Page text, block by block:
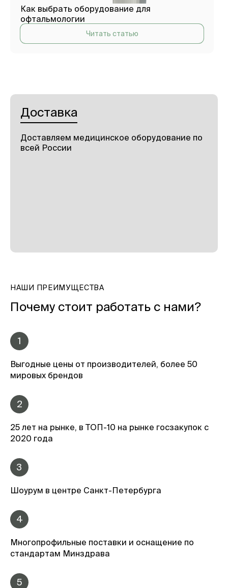
Как выбрать оборудование для
офтальмологии
Читать статью
Доставка
Доставляем медицинское оборудование по
всей России
НАШИ ПРЕИМУЩЕСТВА
Почему стоит работать с нами?
1
Выгодные цены от производителей, более 50
мировых брендов
2
25 лет на рынке, в ТОП-10 на рынке госзакупок с
2020 года
3
Шоурум в центре Санкт-Петербурга
4
Многопрофильные поставки и оснащение по
стандартам Минздрава
5